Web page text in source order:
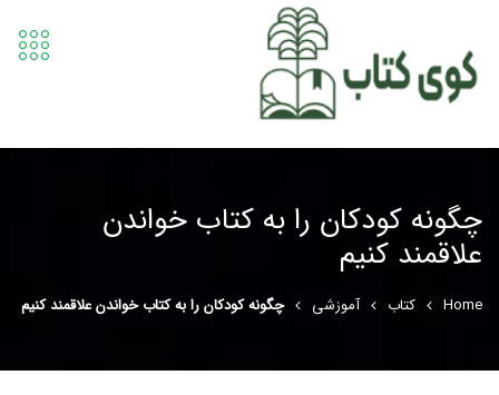
چگونه کودکان را به کتاب خواندن
علاقمند کنیم
Home کتاب آموزشی چگونه کودکان را به کتاب خواندن علاقمند کنیم